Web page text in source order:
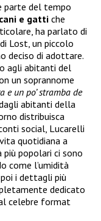
parte del tempo
e gatti che
ha parlato di
Lost, un piccolo
deciso di adottare.
agli abitanti del
un soprannome
un po’ stramba de
abitanti della
distribuisca
social, Lucarelli
quotidiana a
popolari ci sono
come l’umidità
i dettagli più
dedicato
celebre format